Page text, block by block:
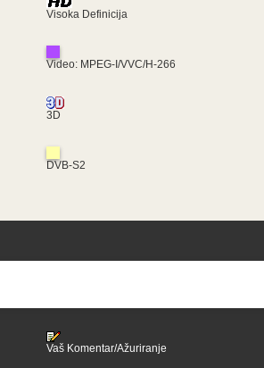
Visoka Definicija
Video: MPEG-I/VVC/H-266
3D
DVB-S2
Vaš Komentar/Ažuriranje